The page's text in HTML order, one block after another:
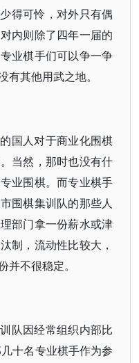
得可怜，对外只有偶
内则除了四年一届的
业棋手们可以争一争
其他用武之地。
国人对于商业化围棋
当然，那时也没有什
业围棋。而专业棋手
围棋集训队的那些人
部门拿一份薪水或津
制，流动性比较大，
不很稳定。
队因经常组织内部比
十名专业棋手作为参